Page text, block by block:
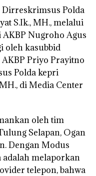
Polda
S.Ik., MH., melalui
Nugroho Agus
oleh kasubbid
Priyo Prayitno
Polda kepri
di Media Center
oleh tim
Selapan, Ogan
Dengan Modus
melaporkan
telepon, bahwa